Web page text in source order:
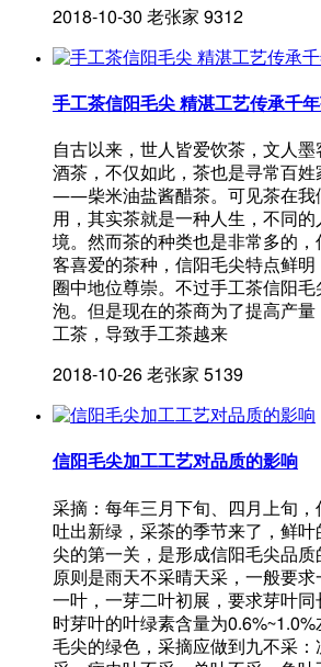
2018-10-30 老张家 9312
手工茶信阳毛尖 精湛工艺传承千
自古以来，世人皆爱饮茶，文人
酒茶，不仅如此，茶也是寻常百
——柴米油盐酱醋茶。可见茶在我
用，其实茶就是一种人生，不同
境。然而茶的种类也是非常多的
客喜爱的茶种，信阳毛尖特点鲜
圈中地位尊崇。不过手工茶信阳
泡。但是现在的茶商为了提高产
工茶，导致手工茶越来
2018-10-26 老张家 5139
信阳毛尖加工工艺对品质的影响
采摘：每年三月下旬、四月上旬
吐出新绿，采茶的季节来了，鲜
尖的第一关，是形成信阳毛尖品质
原则是雨天不采晴天采，一般要
一叶，一芽二叶初展，要求芽叶
时芽叶的叶绿素含量为
毛尖的绿色，采摘应做到九不采